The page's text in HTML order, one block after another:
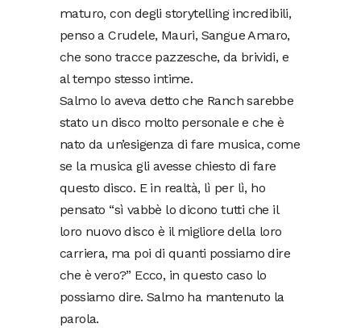
maturo, con degli storytelling incredibili,
penso a Crudele, Mauri, Sangue Amaro,
che sono tracce pazzesche, da brividi, e
al tempo stesso intime.
Salmo lo aveva detto che Ranch sarebbe
stato un disco molto personale e che è
nato da un’esigenza di fare musica, come
se la musica gli avesse chiesto di fare
questo disco. E in realtà, lì per lì, ho
pensato “sì vabbè lo dicono tutti che il
loro nuovo disco è il migliore della loro
carriera, ma poi di quanti possiamo dire
che è vero?” Ecco, in questo caso lo
possiamo dire. Salmo ha mantenuto la
parola.